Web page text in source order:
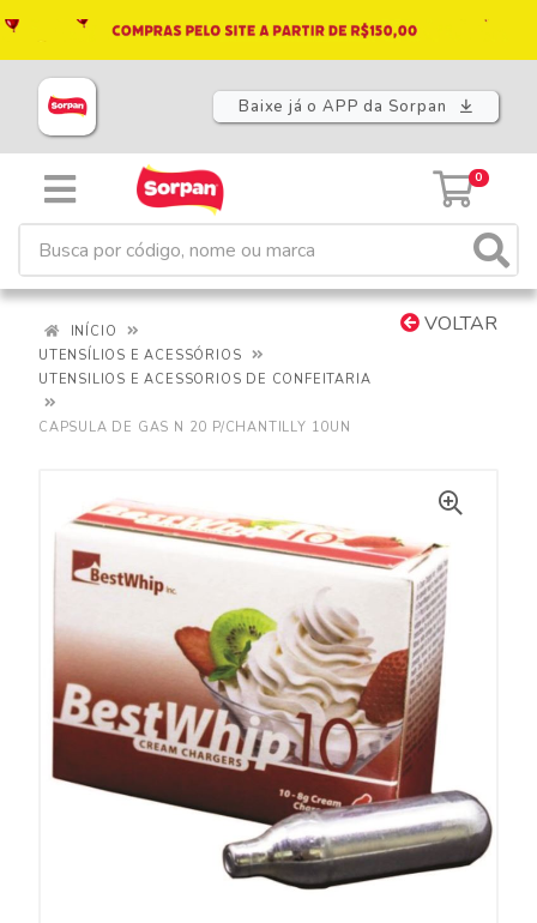
Baixe já o APP da Sorpan
0
VOLTAR
INÍCIO
UTENSÍLIOS E ACESSÓRIOS
UTENSILIOS E ACESSORIOS DE CONFEITARIA
CAPSULA DE GAS N 20 P/CHANTILLY 10UN